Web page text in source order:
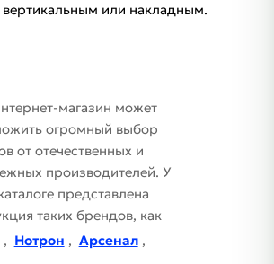
или накладным.
магазин может
огромный выбор
от отечественных и
производителей. У
представлена
таких брендов, как
, Нотрон , Арсенал ,